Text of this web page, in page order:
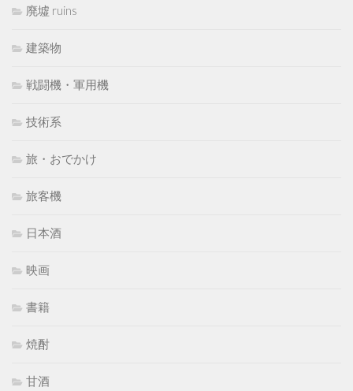
廃墟 ruins
建築物
戦闘機・軍用機
技術系
旅・おでかけ
旅客機
日本酒
映画
書籍
焼酎
甘酒